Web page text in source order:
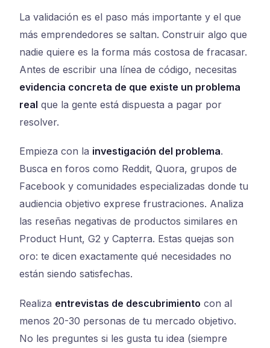
La validación es el paso más importante y el que
más emprendedores se saltan. Construir algo que
nadie quiere es la forma más costosa de fracasar.
Antes de escribir una línea de código, necesitas
evidencia concreta de que existe un problema
real que la gente está dispuesta a pagar por
resolver.
Empieza con la investigación del problema.
Busca en foros como Reddit, Quora, grupos de
Facebook y comunidades especializadas donde tu
audiencia objetivo exprese frustraciones. Analiza
las reseñas negativas de productos similares en
Product Hunt, G2 y Capterra. Estas quejas son
oro: te dicen exactamente qué necesidades no
están siendo satisfechas.
Realiza entrevistas de descubrimiento con al
menos 20-30 personas de tu mercado objetivo.
No les preguntes si les gusta tu idea (siempre